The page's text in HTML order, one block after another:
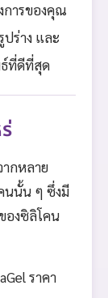
การของคุณ
ร่าง และ
ที่ดีที่สุด
กหลาย
นนั้น ๆ ซึ่งมี
องซิลิโคน
ราคา